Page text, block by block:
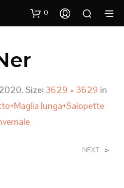
0
. Size: 3629 × 3629 in
lunga+Salopette
NEXT >